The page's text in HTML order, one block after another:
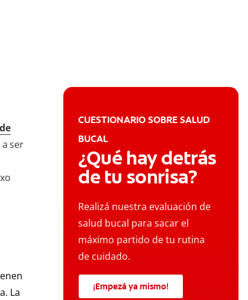
ser
La
CUESTIONARIO SOBRE SALUD
BUCAL
¿Qué hay detrás
de tu sonrisa?
Realizá nuestra evaluación de
salud bucal para sacar el
máximo partido de tu rutina
de cuidado.
¡Empezá ya mismo!